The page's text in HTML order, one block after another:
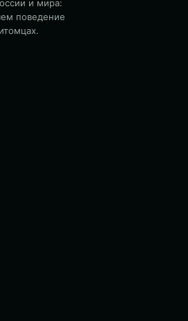
и мира:
поведение